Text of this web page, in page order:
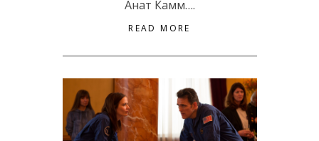
Анат Камм….
READ MORE